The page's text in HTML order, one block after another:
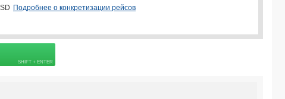
Подробнее о конкретизации рейсов